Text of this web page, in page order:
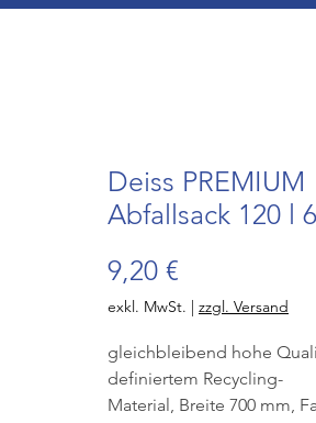
Deiss PREMIUM
Abfallsack 120 l
9,20 €
exkl. MwSt. | zzgl. Versand
gleichbleibend hohe
definiertem Recycling-
Material, Breite 700 mm,